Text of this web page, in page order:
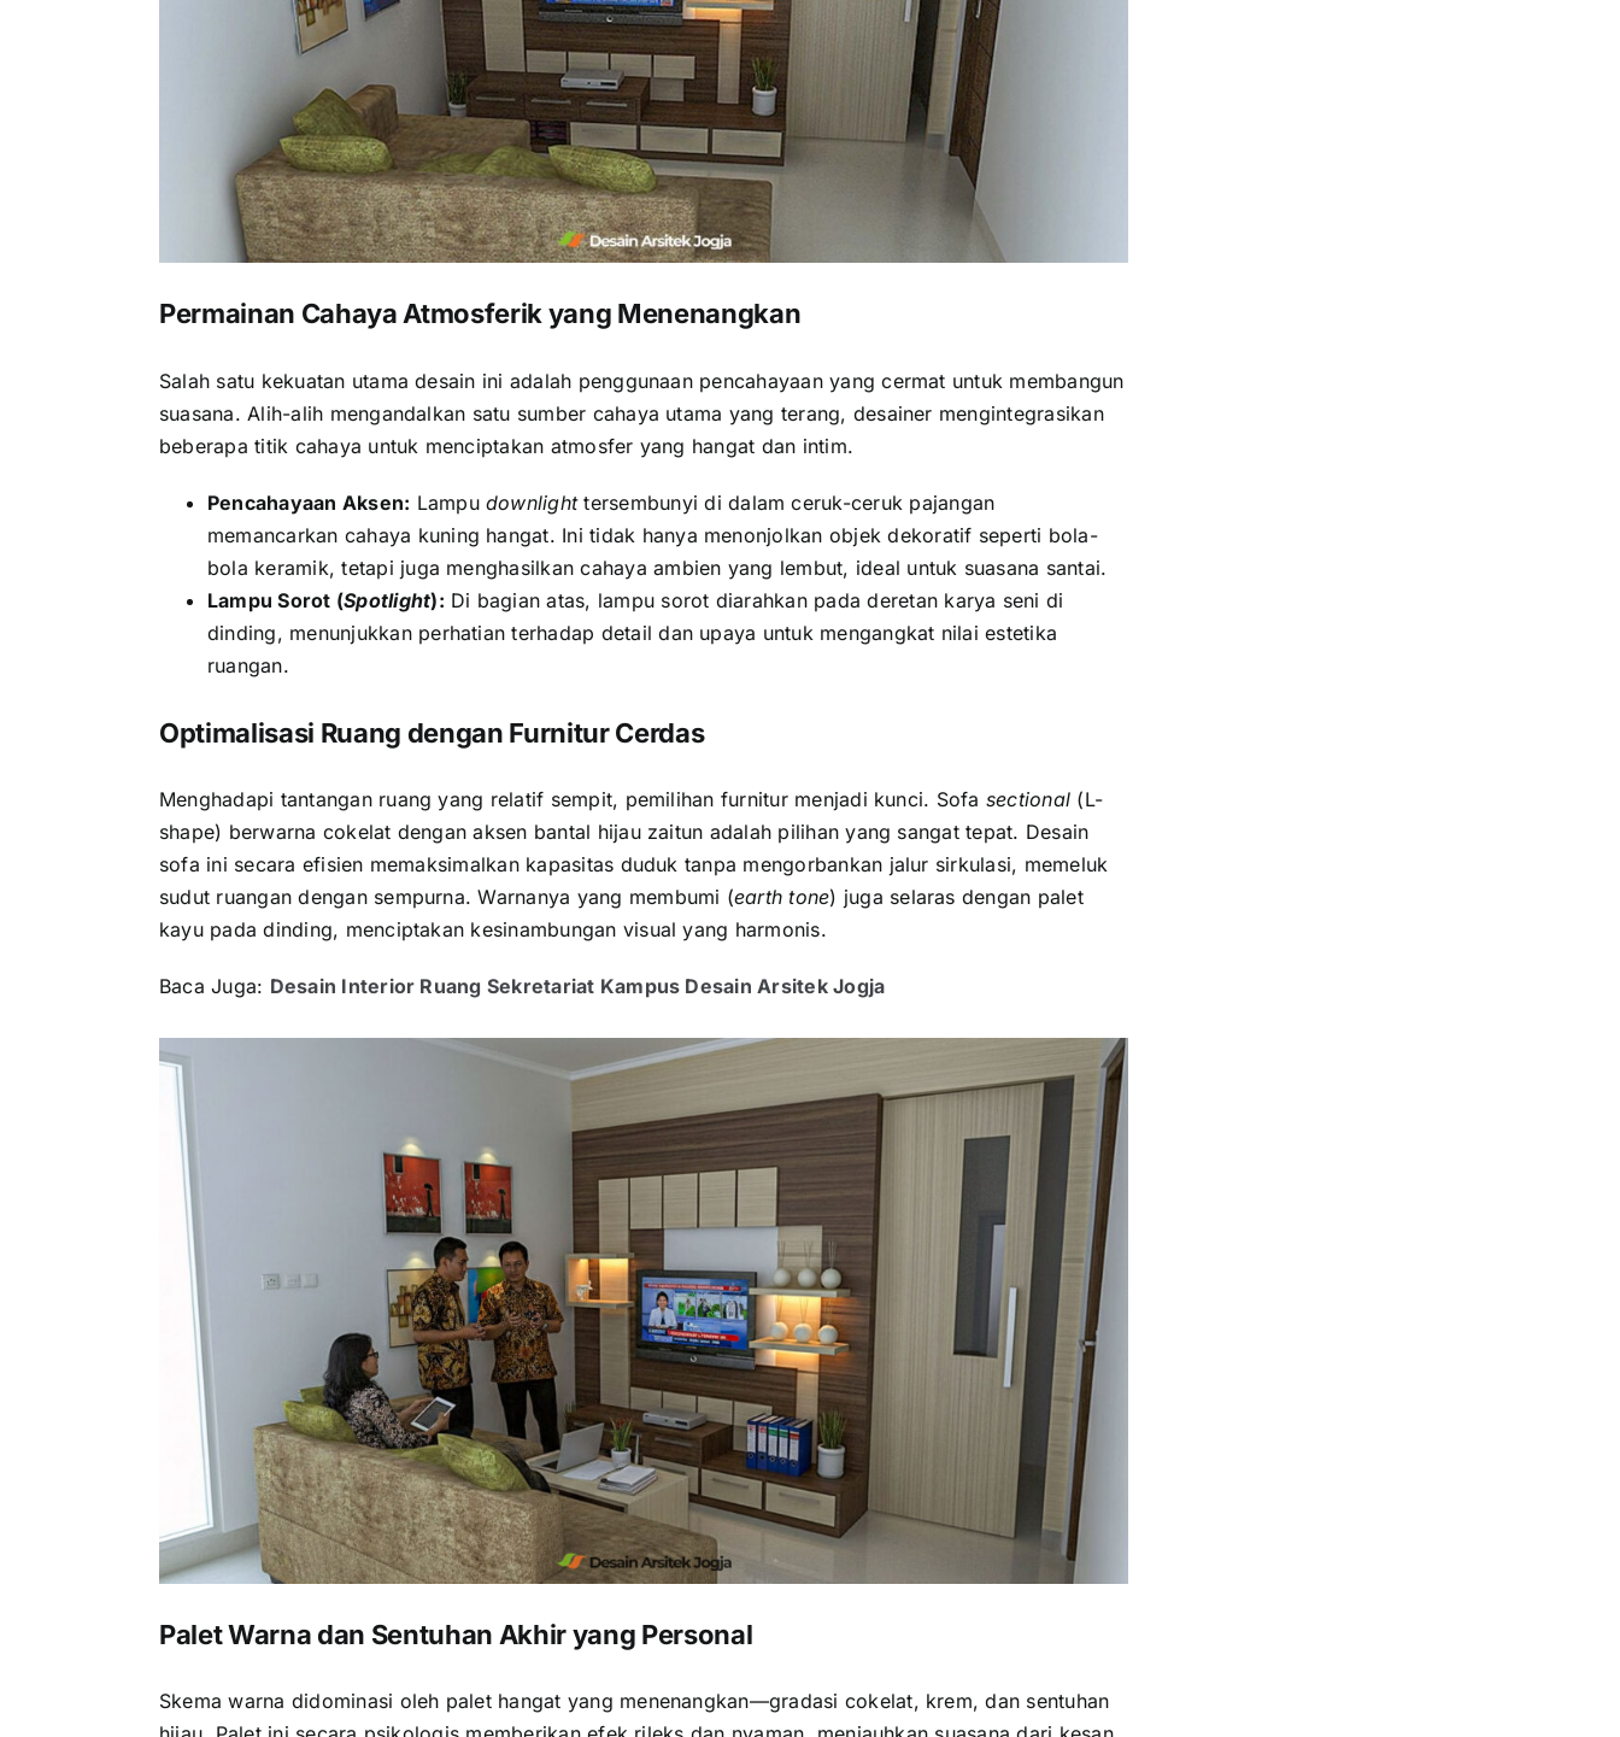
Permainan Cahaya Atmosferik yang Menenangkan
Salah satu kekuatan utama desain ini adalah penggunaan pencahayaan yang cermat untuk membangun
suasana. Alih-alih mengandalkan satu sumber cahaya utama yang terang, desainer mengintegrasikan
beberapa titik cahaya untuk menciptakan atmosfer yang hangat dan intim.
Pencahayaan Aksen: Lampudownlighttersembunyi di dalam ceruk-ceruk pajangan
memancarkan cahaya kuning hangat. Ini tidak hanya menonjolkan objek dekoratif seperti bola-
bola keramik, tetapi juga menghasilkan cahaya ambien yang lembut, ideal untuk suasana santai.
Lampu Sorot (Spotlight): Di bagian atas, lampu sorot diarahkan pada deretan karya seni di
dinding, menunjukkan perhatian terhadap detail dan upaya untuk mengangkat nilai estetika
ruangan.
Optimalisasi Ruang dengan Furnitur Cerdas
Menghadapi tantangan ruang yang relatif sempit, pemilihan furnitur menjadi kunci. Sofa sectional (L-
shape) berwarna cokelat dengan aksen bantal hijau zaitun adalah pilihan yang sangat tepat. Desain
sofa ini secara efisien memaksimalkan kapasitas duduk tanpa mengorbankan jalur sirkulasi, memeluk
sudut ruangan dengan sempurna. Warnanya yang membumi (earth tone) juga selaras dengan palet
kayu pada dinding, menciptakan kesinambungan visual yang harmonis.
Baca Juga: Desain Interior Ruang Sekretariat Kampus Desain Arsitek Jogja
Palet Warna dan Sentuhan Akhir yang Personal
Skema warna didominasi oleh palet hangat yang menenangkan—gradasi cokelat, krem, dan sentuhan